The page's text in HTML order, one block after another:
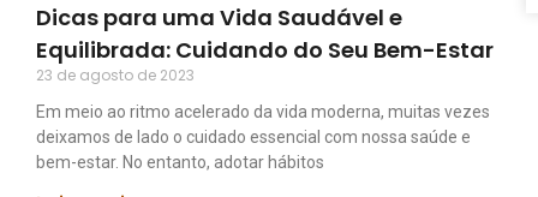
Dicas para uma Vida Saudável e
Equilibrada: Cuidando do Seu Bem-Estar
23 de agosto de 2023
Em meio ao ritmo acelerado da vida moderna, muitas vezes
deixamos de lado o cuidado essencial com nossa saúde e
bem-estar. No entanto, adotar hábitos